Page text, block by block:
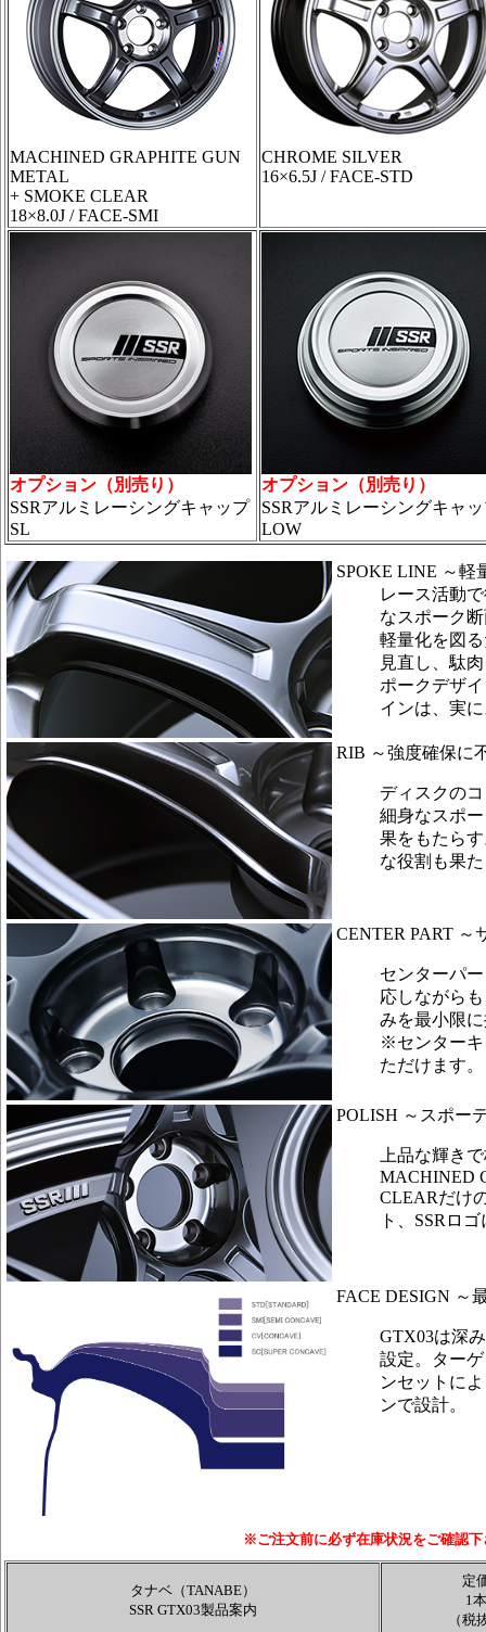
MACHINED GRAPHITE GUN
METAL
+ SMOKE CLEAR
18×8.0J / FACE-SMI
CHROME SILVER
16×6.5J / FACE-STD
オプション（別売り）
SSRアルミレーシングキャップ
SL
オプション（別売り）
SSRアルミレーシングキャ
LOW
SPOKE LINE ～軽
レース活動
なスポーク
軽量化を図
見直し、駄
ポークデザ
インは、実
RIB ～強度確保に
ディスクの
細身なスポ
果をもたら
な役割も果
CENTER PART ～
センターパ
応しながら
みを最小限
※センターキ
ただけます。
POLISH ～スポー
上品な輝き
MACHINED
CLEARだけ
ト、SSRロ
FACE DESIGN ～
GTX03は深
設定。ター
ンセットに
ンで設計。
※ご注文前に必ず在庫状況をご確認下
タナベ（TANABE）
SSR GTX03製品案内
定
1本
（税